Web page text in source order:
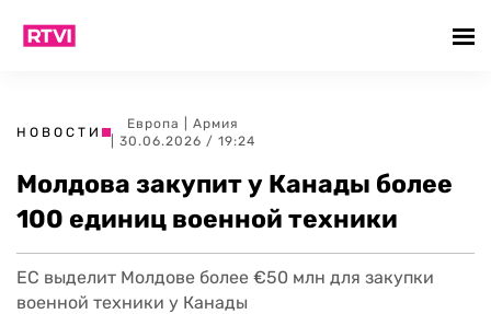
НОВОСТИ
Европа
Армия
| 30.06.2026 / 19:24
Молдова закупит у Канады более
100 единиц военной техники
ЕС выделит Молдове более €50 млн для закупки
военной техники у Канады